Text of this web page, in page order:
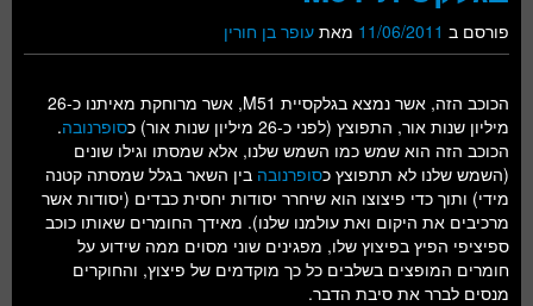
פורסם ב 11/06/2011 מאת עופר בן חורין
הכוכב הזה, אשר נמצא בגלקסיית M51, אשר מרוחקת מאיתנו כ-26
מיליון שנות אור, התפוצץ (לפני כ-26 מיליון שנות אור) כ
סופרנובה.
הכוכב הזה הוא שמש כמו השמש שלנו, אלא שמסתו וגילו שונים
(השמש שלנו לא תתפוצץ כסופרנובה בין השאר בגלל שמסתה קטנה
מידי) ותוך כדי פיצוצו הוא שיחרר יסודות יחסית כבדים (יסודות אשר
מרכיבים את היקום ואת עולמנו שלנו). מאידך החומרים שאותו כוכב
ספיציפי הפיץ בפיצוץ שלו, מפגינים שוני מסוים ממה שידוע על
חומרים המופצים בשלבים כל כך מוקדמים של פיצוץ, והחוקרים
מנסים לברר את סיבת הדבר.